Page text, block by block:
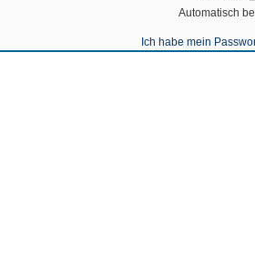
Automatisch
Ich habe mein